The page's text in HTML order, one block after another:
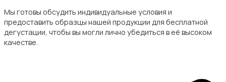
Мы готовы обсудить индивидуальные условия и
предоставить образцы нашей продукции для бесплатной
дегустации, чтобы вы могли лично убедиться в её высоком
качестве.